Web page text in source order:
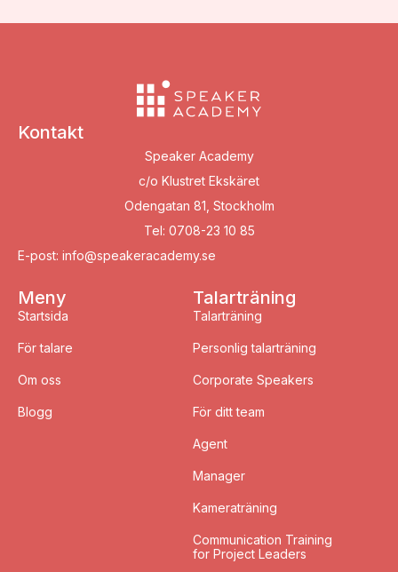
Kontakt
Speaker Academy
c/o Klustret Ekskäret
Odengatan 81, Stockholm
Tel: 0708-23 10 85
E-post: info@speakeracademy.se
Meny
Startsida
För talare
Om oss
Blogg
Talarträning
Talarträning
Personlig talarträning
Corporate Speakers
För ditt team
Agent
Manager
Kameraträning
Communication Training
for Project Leaders